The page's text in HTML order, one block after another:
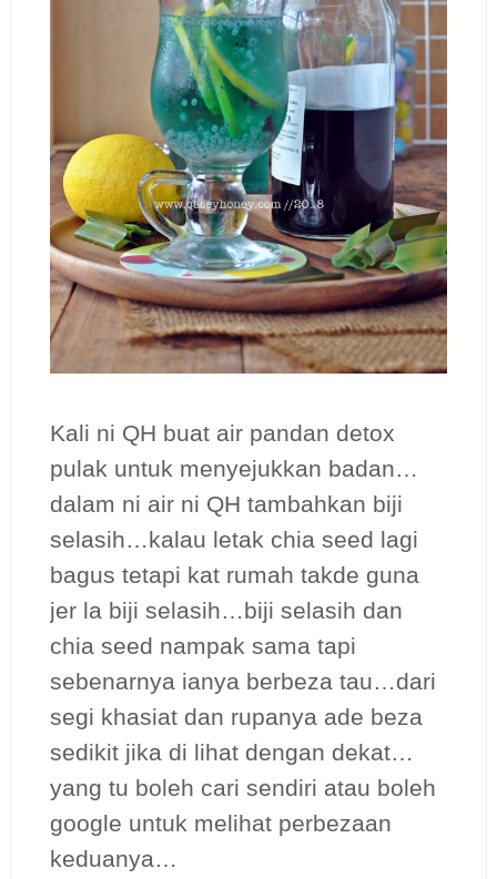
Kali ni QH buat air pandan detox
pulak untuk menyejukkan badan…
dalam ni air ni QH tambahkan biji
selasih…kalau letak chia seed lagi
bagus tetapi kat rumah takde guna
jer la biji selasih…biji selasih dan
chia seed nampak sama tapi
sebenarnya ianya berbeza tau…dari
segi khasiat dan rupanya ade beza
sedikit jika di lihat dengan dekat…
yang tu boleh cari sendiri atau boleh
google untuk melihat perbezaan
keduanya…